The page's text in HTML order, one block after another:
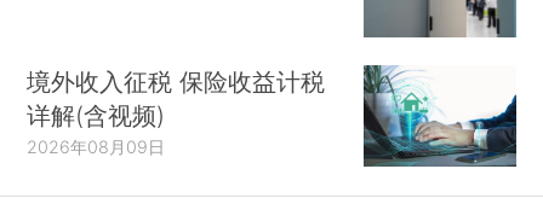
境外收入征税 保险收益计税
详解(含视频)
2026年08月09日